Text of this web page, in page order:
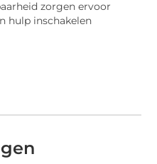
zorgen ervoor
hulp inschakelen